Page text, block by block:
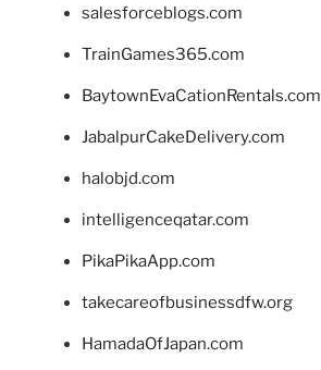
salesforceblogs.com
TrainGames365.com
BaytownEvaCationRentals.com
JabalpurCakeDelivery.com
halobjd.com
intelligenceqatar.com
PikaPikaApp.com
takecareofbusinessdfw.org
HamadaOfJapan.com